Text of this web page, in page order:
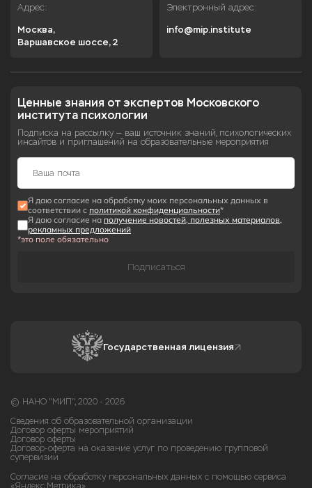
Адрес:
Москва,
Варшавское шоссе, 2
Электронный адрес:
info@mip.institute
Ценные знания от экспертов Московского
института психологии
Подписка на рассылку — ваш источник знаний, психологических
инсайтов и приглашений на образовательные мероприятия
Я даю согласие на обработку моих персональных данных в
соответствии с политикой конфиденциальности*
Я даю согласие на получение новостей, полезных материалов,
рекламных предложений
*это поле обязательно
Подписаться
Государственная лицензия
© НАНО "МИП", 2020 - 2026
Сведения об образовательной организации
Договор оферты мероприятий
Договор оферты
Договор-оферта на оказание услуг по проведению групповой
супервизии
Согласие на обработку персональных данных с помощью сервиса
«Яндекс.Метрика»